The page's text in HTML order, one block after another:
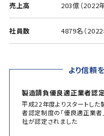
売上高 203億（2022
社員数 4879名（2022
より信頼
製造請負優良適正業者認
平成22年度よりスタートし
者認定制度の「優良適正業者
社が認定されました